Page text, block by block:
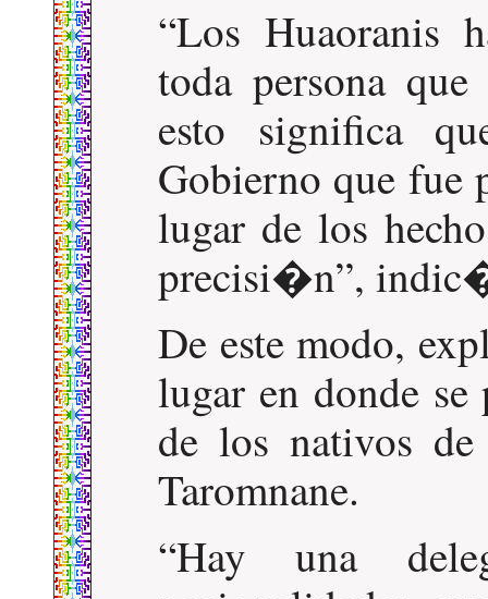
Los Huaoranis
toda persona
esto significa
Gobierno que fue
lugar de los
precisi�n ,
De este modo,
lugar en donde se
de los nativos de
Taromnane.
Hay una